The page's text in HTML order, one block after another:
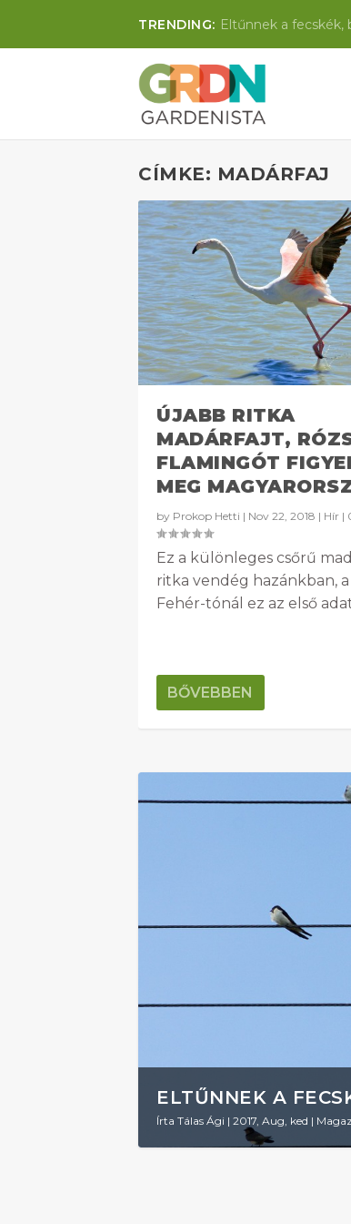
TRENDING: Eltűnnek a fecskék,
CÍMKE: MADÁRFAJ
ÚJABB RITKA
MADÁRFAJT,
FLAMINGÓT
MEG
by Prokop Hetti | Nov 22, 2018 | Hír |
Ez a különleges csőrű
ritka vendég hazánkban,
Fehér-tónál ez az első
BŐVEBBEN
ELTŰNNEK A
Írta Tálas Ági | 2017, Aug, ked |